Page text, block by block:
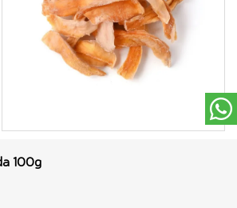
100g